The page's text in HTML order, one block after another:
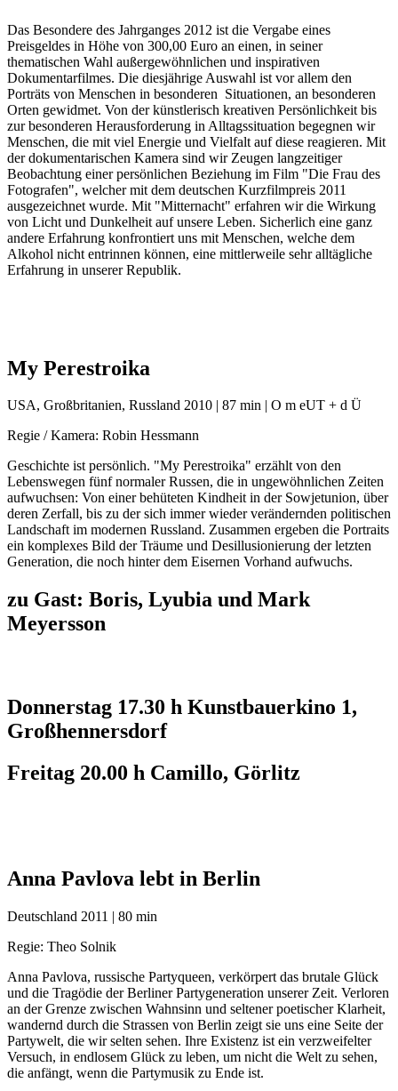
Das Besondere des Jahrganges 2012 ist die Vergabe eines
Preisgeldes in Höhe von 300,00 Euro an einen, in seiner
thematischen Wahl außergewöhnlichen und inspirativen
Dokumentarfilmes. Die diesjährige Auswahl ist vor allem den
Porträts von Menschen in besonderen Situationen, an besonderen
Orten gewidmet. Von der künstlerisch kreativen Persönlichkeit bis
zur besonderen Herausforderung in Alltagssituation begegnen wir
Menschen, die mit viel Energie und Vielfalt auf diese reagieren. Mit
der dokumentarischen Kamera sind wir Zeugen langzeitiger
Beobachtung einer persönlichen Beziehung im Film "Die Frau des
Fotografen", welcher mit dem deutschen Kurzfilmpreis 2011
ausgezeichnet wurde. Mit "Mitternacht" erfahren wir die Wirkung
von Licht und Dunkelheit auf unsere Leben. Sicherlich eine ganz
andere Erfahrung konfrontiert uns mit Menschen, welche dem
Alkohol nicht entrinnen können, eine mittlerweile sehr alltägliche
Erfahrung in unserer Republik.
My Perestroika
USA, Großbritanien, Russland 2010 | 87 min | O m eUT + d Ü
Regie / Kamera: Robin Hessmann
Geschichte ist persönlich. "My Perestroika" erzählt von den
Lebenswegen fünf normaler Russen, die in ungewöhnlichen Zeiten
aufwuchsen: Von einer behüteten Kindheit in der Sowjetunion, über
deren Zerfall, bis zu der sich immer wieder verändernden politischen
Landschaft im modernen Russland. Zusammen ergeben die Portraits
ein komplexes Bild der Träume und Desillusionierung der letzten
Generation, die noch hinter dem Eisernen Vorhand aufwuchs.
zu Gast: Boris, Lyubia und Mark
Meyersson
Donnerstag 17.30 h Kunstbauerkino 1,
Großhennersdorf
Freitag 20.00 h Camillo, Görlitz
Anna Pavlova lebt in Berlin
Deutschland 2011 | 80 min
Regie: Theo Solnik
Anna Pavlova, russische Partyqueen, verkörpert das brutale Glück
und die Tragödie der Berliner Partygeneration unserer Zeit. Verloren
an der Grenze zwischen Wahnsinn und seltener poetischer Klarheit,
wandernd durch die Strassen von Berlin zeigt sie uns eine Seite der
Partywelt, die wir selten sehen. Ihre Existenz ist ein verzweifelter
Versuch, in endlosem Glück zu leben, um nicht die Welt zu sehen,
die anfängt, wenn die Partymusik zu Ende ist.